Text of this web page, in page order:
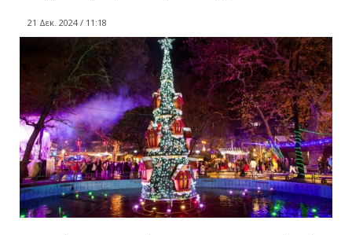
21 Δεκ. 2024 / 11:18